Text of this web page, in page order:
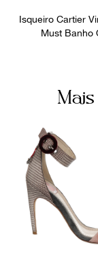
Isqueiro Cartier
Must Banho
louis vuitton